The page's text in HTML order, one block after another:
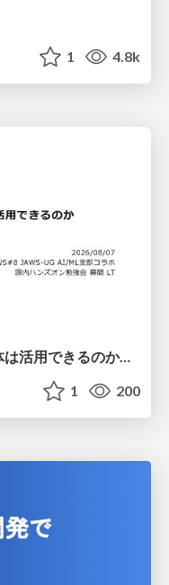
1 4.8k
ガバメント AI 源内を地方自治体は活用できるのか 可能性と課題、期待について
1 200